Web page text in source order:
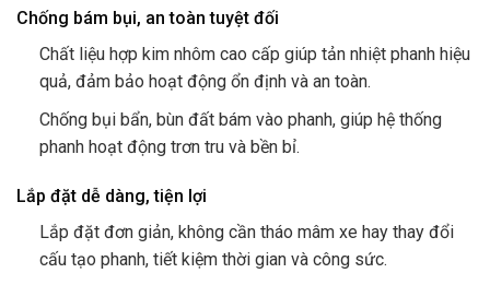
Chống bám bụi, an toàn tuyệt đối
Chất liệu hợp kim nhôm cao cấp giúp tản nhiệt phanh hiệu
quả, đảm bảo hoạt động ổn định và an toàn.
Chống bụi bẩn, bùn đất bám vào phanh, giúp hệ thống
phanh hoạt động trơn tru và bền bỉ.
Lắp đặt dễ dàng, tiện lợi
Lắp đặt đơn giản, không cần tháo mâm xe hay thay đổi
cấu tạo phanh, tiết kiệm thời gian và công sức.